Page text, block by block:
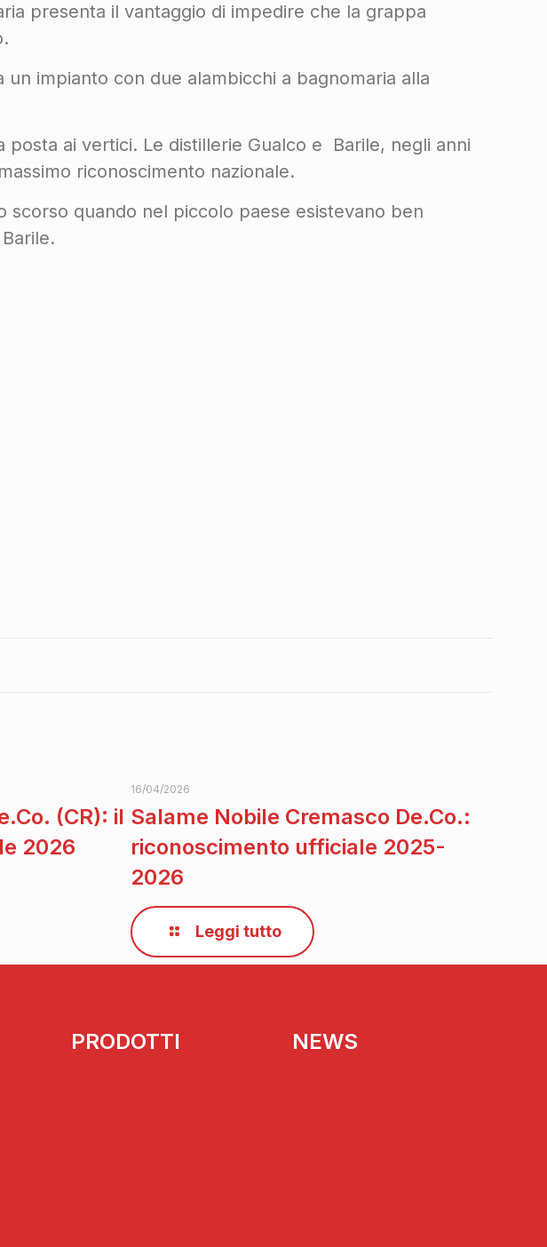
presenta il vantaggio di impedire che la grappa
impianto con due alambicchi a bagnomaria alla
posta ai vertici. Le distillerie Gualco e Barile, negli anni
riconoscimento nazionale.
scorso quando nel piccolo paese esistevano ben
(CR): il
2026
16/04/2026
Salame Nobile Cremasco De.Co.:
riconoscimento ufficiale 2025-
2026
Leggi tutto
PRODOTTI NEWS